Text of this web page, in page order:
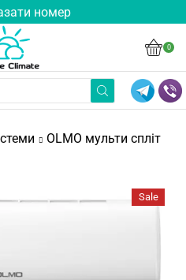
номер
0
OLMO мульти спліт
Sale